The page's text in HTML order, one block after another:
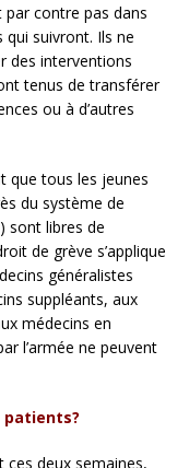
contre pas dans
suivront. Ils ne
des interventions
tenus de transférer
ou à d’autres
que tous les jeunes
du système de
sont libres de
de grève s’applique
généralistes
suppléants, aux
médecins en
l’armée ne peuvent
patients?
deux semaines,